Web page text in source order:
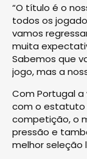
“O título é o
todos os
vamos
muita
Sabemos que
jogo, mas a
Com Portugal
com o estatuto
competição, o
pressão e
melhor seleção